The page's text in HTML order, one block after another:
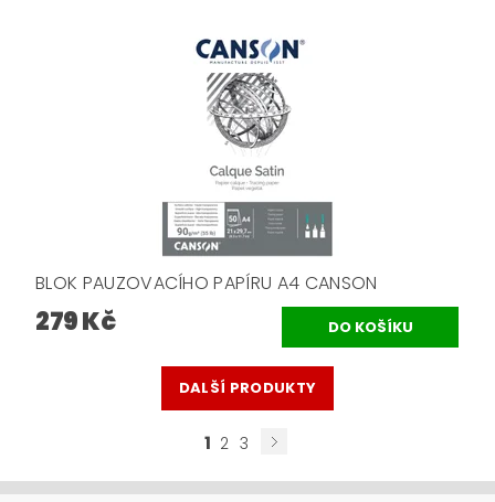
BLOK PAUZOVACÍHO PAPÍRU A4 CANSON
279 Kč
DALŠÍ PRODUKTY
1 2 3